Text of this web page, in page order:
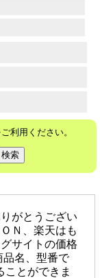
利用ください。
がとうござい
Ｎ、楽天はも
サイトの価格
品名、型番で
ことができま